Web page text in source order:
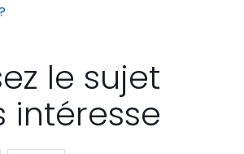
le sujet
intéresse